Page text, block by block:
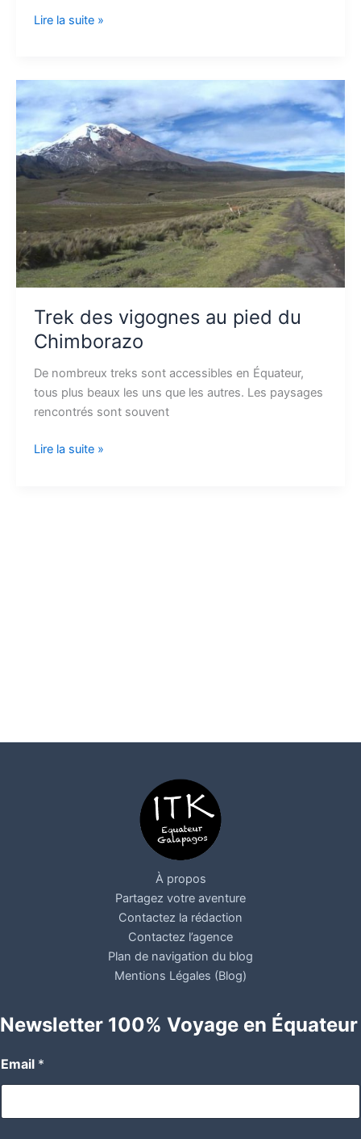
Lire la suite »
Trek des vigognes au pied du
Chimborazo
De nombreux treks sont accessibles en Équateur,
tous plus beaux les uns que les autres. Les paysages
rencontrés sont souvent
des
vigognes
au
pied
Chimborazo
Lire la suite »
À propos
Partagez votre aventure
Contactez la rédaction
Contactez l’agence
Plan de navigation du blog
Mentions Légales (Blog)
Newsletter 100% Voyage en Équateur
Email *